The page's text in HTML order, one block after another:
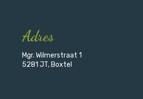
Adres
Mgr. Wilmerstraat 1
5281 JT, Boxtel